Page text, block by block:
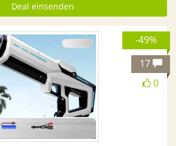
Deal einsenden
-49%
0
17